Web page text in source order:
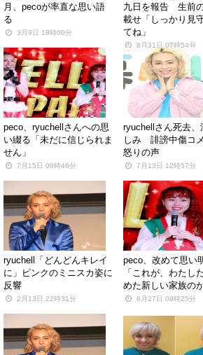
月、pecoが率直な思い語
る
3月9日 18時00分
九日を報告 生前
載せ「しっかり見
てね」
8月31日 07時54分
peco、ryuchellさんへの思
い綴る「未だに信じられま
せん」
7月15日 08時46分
ryuchellさん死去、
しみ 誹謗中傷コ
怒りの声
7月13日 12時57分
ryuchell「どんどんキレイ
に」ピンクのミニスカ姿に
反響
2月13日 22時31分
peco、改めて思い
「これが、わたし
めた新しい家族の
8月27日 09時25分